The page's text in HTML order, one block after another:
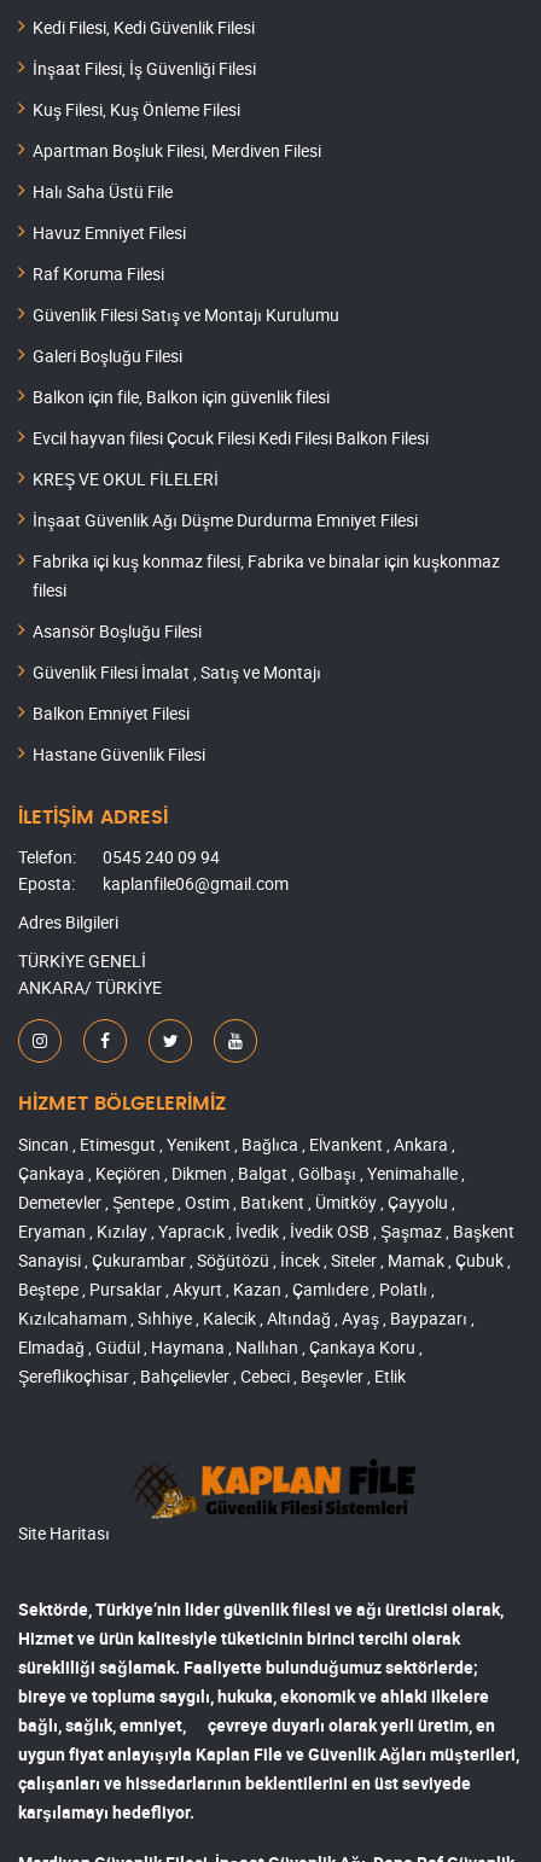
Kedi Filesi, Kedi Güvenlik Filesi
İnşaat Filesi, İş Güvenliği Filesi
Kuş Filesi, Kuş Önleme Filesi
Apartman Boşluk Filesi, Merdiven Filesi
Halı Saha Üstü File
Havuz Emniyet Filesi
Raf Koruma Filesi
Güvenlik Filesi Satış ve Montajı Kurulumu
Galeri Boşluğu Filesi
Balkon için file, Balkon için güvenlik filesi
Evcil hayvan filesi Çocuk Filesi Kedi Filesi Balkon Filesi
KREŞ VE OKUL FİLELERİ
İnşaat Güvenlik Ağı Düşme Durdurma Emniyet Filesi
Fabrika içi kuş konmaz filesi, Fabrika ve binalar için kuşkonmaz
filesi
Asansör Boşluğu Filesi
Güvenlik Filesi İmalat , Satış ve Montajı
Balkon Emniyet Filesi
Hastane Güvenlik Filesi
İLETİŞİM ADRESİ
Telefon:
0545 240 09 94
Eposta:
kaplanfile06@gmail.com
Adres Bilgileri
TÜRKİYE GENELİ
ANKARA/ TÜRKİYE
HİZMET BÖLGELERİMİZ
Sincan , Etimesgut , Yenikent , Bağlıca , Elvankent , Ankara ,
Çankaya , Keçiören , Dikmen , Balgat , Gölbaşı , Yenimahalle ,
Demetevler , Şentepe , Ostim , Batıkent , Ümitköy , Çayyolu ,
Eryaman , Kızılay , Yapracık , İvedik , İvedik OSB , Şaşmaz , Başkent
Sanayisi , Çukurambar , Söğütözü , İncek , Siteler , Mamak , Çubuk ,
Beştepe , Pursaklar , Akyurt , Kazan , Çamlıdere , Polatlı ,
Kızılcahamam , Sıhhiye , Kalecik , Altındağ , Ayaş , Baypazarı ,
Elmadağ , Güdül , Haymana , Nallıhan , Çankaya Koru ,
Şereflikoçhisar , Bahçelievler , Cebeci , Beşevler , Etlik
Site Haritası
Sektörde, Türkiye’nin lidergüvenlik filesi ve ağı üreticisi olarak,
Hizmet ve ürün kalitesiyle tüketicinin birinci tercihi olarak
sürekliliği sağlamak. Faaliyette bulunduğumuz sektörlerde;
bireye ve topluma saygılı, hukuka, ekonomik ve ahlaki ilkelere
bağlı, sağlık, emniyet, çevreye duyarlı olarak yerli üretim, en
uygun fiyat anlayışıyla Kaplan File ve Güvenlik Ağları müşterileri,
çalışanları ve hissedarlarının beklentilerini en üst seviyede
karşılamayı hedefliyor.